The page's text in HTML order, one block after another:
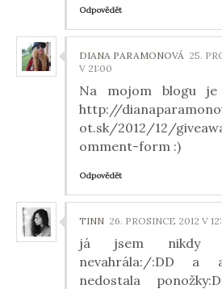
Odpovědět
DIANA PARAMONOVÁ 25.
V 21:00
Na mojom blogu je
http://
ot.sk/2012/12/
omment-form :)
Odpovědět
TINN 26. PROSINCE 2012 V
já jsem nikdy
nevahrála:/:DD a
nedostala